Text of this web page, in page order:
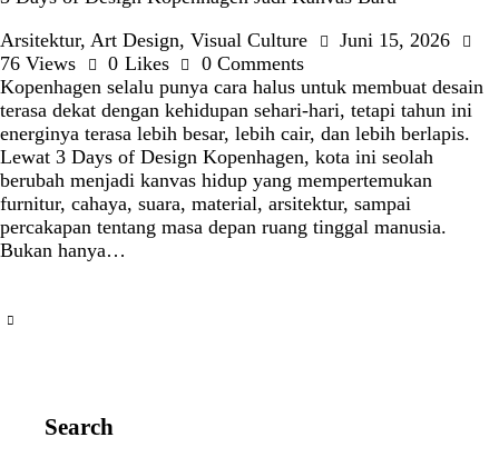
Arsitektur, Art Design, Visual Culture
Juni 15, 2026
76 Views 0 Likes 0 Comments
Kopenhagen selalu punya cara halus untuk membuat desain
terasa dekat dengan kehidupan sehari-hari, tetapi tahun ini
energinya terasa lebih besar, lebih cair, dan lebih berlapis.
Lewat 3 Days of Design Kopenhagen, kota ini seolah
berubah menjadi kanvas hidup yang mempertemukan
furnitur, cahaya, suara, material, arsitektur, sampai
percakapan tentang masa depan ruang tinggal manusia.
Bukan hanya…
Search